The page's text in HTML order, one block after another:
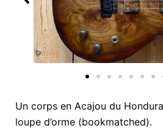
Un corps en Acajou du
loupe d’orme (bookmatched).